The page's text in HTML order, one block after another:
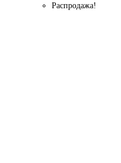
Распродажа!